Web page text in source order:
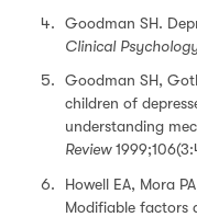
Goodman SH.
Clinical
Goodman SH,
children of
understanding
Review
Howell EA, Mora
Modifiable factors